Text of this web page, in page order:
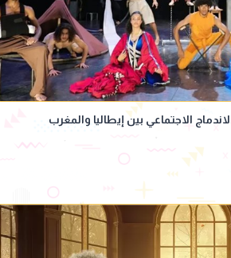
الاجتماعي بين إيطاليا والمغرب